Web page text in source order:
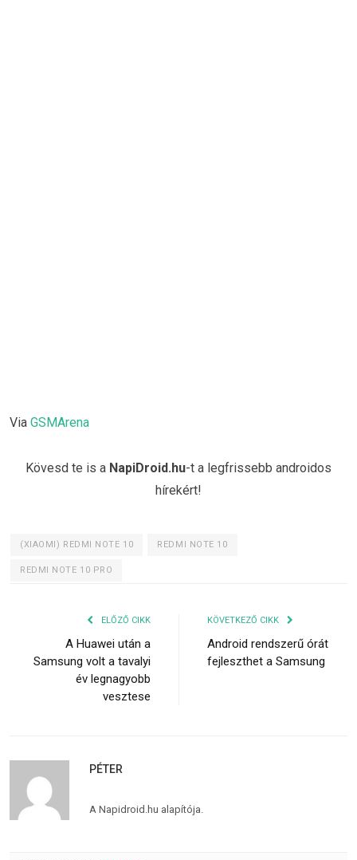
Via GSMArena
Kövesd te is a NapiDroid.hu-t a legfrissebb androidos
hírekért!
(XIAOMI) REDMI NOTE 10 REDMI NOTE 10
REDMI NOTE 10 PRO
ELŐZŐ CIKK
A Huawei után a
Samsung volt a tavalyi
év legnagyobb
vesztese
KÖVETKEZŐ CIKK
Android rendszerű órát
fejleszthet a Samsung
PÉTER
A Napidroid.hu alapítója.